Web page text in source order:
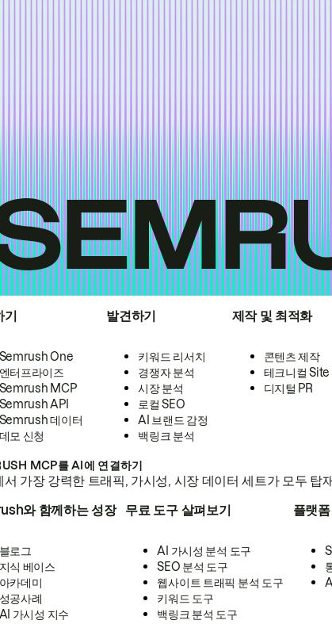
기
Semrush One
엔터프라이즈
Semrush MCP
Semrush API
Semrush 데이터
데모 신청
발견하기
키워드 리서치
경쟁자 분석
시장 분석
로컬 SEO
AI 브랜드 감정
백링크 분석
제작 및 최적화
콘텐츠 제작
테크니컬
디지털 PR
MCP를 AI에 연결하기
서 가장 강력한 트래픽, 가시성, 시장 데이터 세트가 모두 탑
와 함께하는 성장
블로그
지식 베이스
아카데미
성공사례
AI 가시성 지수
무료 도구 살펴보기
AI 가시성 분석 도구
SEO 분석 도구
웹사이트 트래픽 분석 도구
키워드 도구
백링크 분석 도구
플랫폼